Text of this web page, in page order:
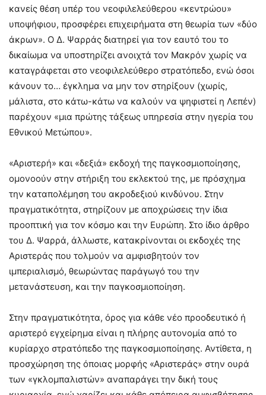
κανείς θέση υπέρ του νεοφιλελεύθερου «κεντρώου»
υποψήφιου, προσφέρει επιχειρήματα στη θεωρία των «δύο
άκρων». Ο Δ. Ψαρράς διατηρεί για τον εαυτό του το
δικαίωμα να υποστηρίζει ανοιχτά τον Μακρόν χωρίς να
καταγράφεται στο νεοφιλελεύθερο στρατόπεδο, ενώ όσοι
κάνουν το… έγκλημα να μην τον στηρίξουν (χωρίς,
μάλιστα, στο κάτω-κάτω να καλούν να ψηφιστεί η Λεπέν)
παρέχουν «μια πρώτης τάξεως υπηρεσία στην ηγερία του
Εθνικού Μετώπου».
«Αριστερή» και «δεξιά» εκδοχή της παγκοσμιοποίησης,
ομονοούν στην στήριξη του εκλεκτού της, με πρόσχημα
την καταπολέμηση του ακροδεξιού κινδύνου. Στην
πραγματικότητα, στηρίζουν με αποχρώσεις την ίδια
προοπτική για τον κόσμο και την Ευρώπη. Στο ίδιο άρθρο
του Δ. Ψαρρά, άλλωστε, κατακρίνονται οι εκδοχές της
Αριστεράς που τολμούν να αμφισβητούν τον
ιμπεριαλισμό, θεωρώντας παράγωγό του την
μετανάστευση, και την παγκοσμιοποίηση.
Στην πραγματικότητα, όρος για κάθε νέο προοδευτικό ή
αριστερό εγχείρημα είναι η πλήρης αυτονομία από το
κυρίαρχο στρατόπεδο της παγκοσμιοποίησης. Αντίθετα, η
προσχώρηση της όποιας μορφής «Αριστεράς» στην ουρά
των «γκλομπαλιστών» αναπαράγει την δική τους